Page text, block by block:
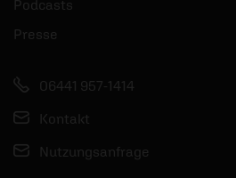
Podcasts
Presse
06441 957-1414
Kontakt
Nutzungsanfrage